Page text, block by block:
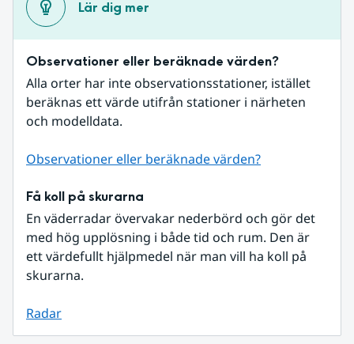
Lär dig mer
Observationer eller beräknade värden?
Alla orter har inte observationsstationer, istället
beräknas ett värde utifrån stationer i närheten
och modelldata.
Observationer eller beräknade värden?
Få koll på skurarna
En väderradar övervakar nederbörd och gör det
med hög upplösning i både tid och rum. Den är
ett värdefullt hjälpmedel när man vill ha koll på
skurarna.
Radar